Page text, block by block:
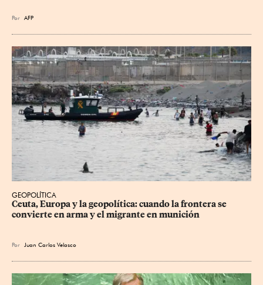
Por AFP
GEOPOLÍTICA
Ceuta, Europa y la geopolítica: cuando la frontera se
convierte en arma y el migrante en munición
Por Juan Carlos Velasco